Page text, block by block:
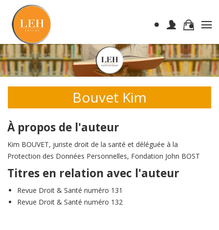
Bouvet Kim
À propos de l'auteur
Kim BOUVET, juriste droit de la santé et déléguée à la
Protection des Données Personnelles, Fondation John BOST
Titres en relation avec l'auteur
Revue Droit & Santé numéro 131
Revue Droit & Santé numéro 132